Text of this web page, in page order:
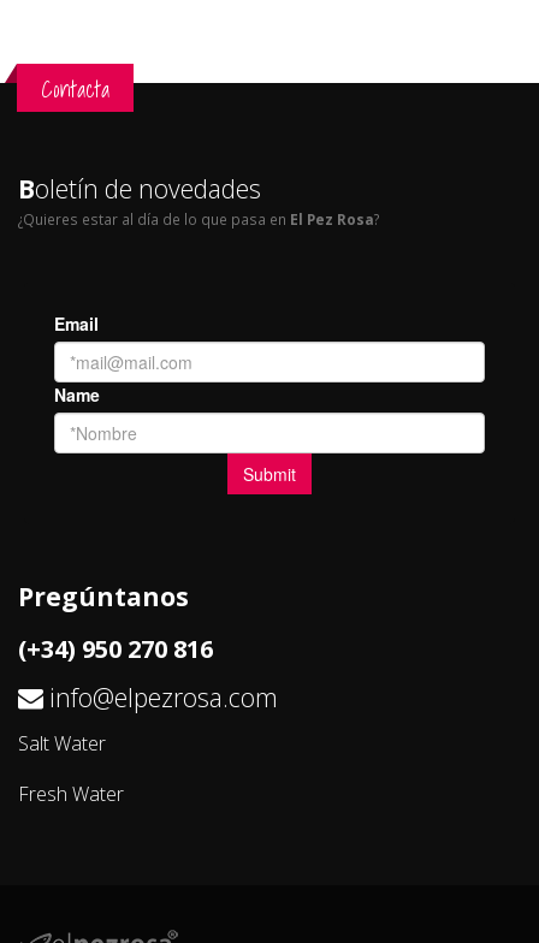
Contacta
Boletín de novedades
¿Quieres estar al día de lo que pasa en El Pez Rosa?
Pregúntanos
(+34) 950 270 816
info@elpezrosa.com
Salt Water
Fresh Water